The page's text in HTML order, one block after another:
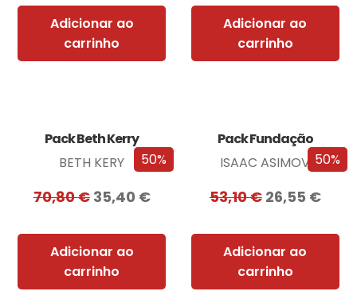
Adicionar ao
carrinho
Adicionar ao
carrinho
50%
Pack Beth Kerry
BETH KERY
70,80€ 35,40 €
Adicionar ao
carrinho
50%
Pack Fundação
ISAAC ASIMOV
53,10€ 26,55 €
Adicionar ao
carrinho